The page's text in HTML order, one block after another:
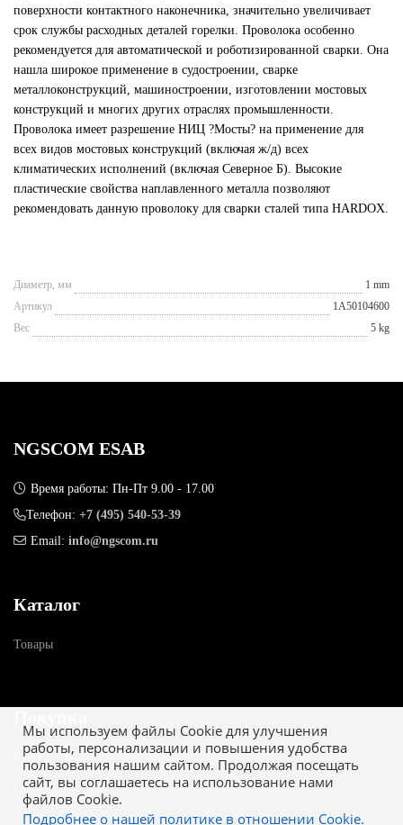
поверхности контактного наконечника, значительно увеличивает
срок службы расходных деталей горелки. Проволока особенно
рекомендуется для автоматической и роботизированной сварки. Она
нашла широкое применение в судостроении, сварке
металлоконструкций, машиностроении, изготовлении мостовых
конструкций и многих других отраслях промышленности.
Проволока имеет разрешение НИЦ ?Мосты? на применение для
всех видов мостовых конструкций (включая ж/д) всех
климатических исполнений (включая Северное Б). Высокие
пластические свойства наплавленного металла позволяют
рекомендовать данную проволоку для сварки сталей типа HARDOX.
Диаметр, мм
1 mm
Артикул
1A50104600
Вес
5 kg
Мы используем файлы Cookie для улучшения
работы, персонализации и повышения удобства
пользования нашим сайтом. Продолжая посещать
сайт, вы соглашаетесь на использование нами
файлов Cookie.
Подробнее о нашей политике в отношении Cookie.
NGSCOM ESAB
Время работы: Пн-Пт 9.00 - 17.00
Телефон: +7 (495) 540-53-39
Email: info@ngscom.ru
Каталог
Товары
Как купить
Гарантия